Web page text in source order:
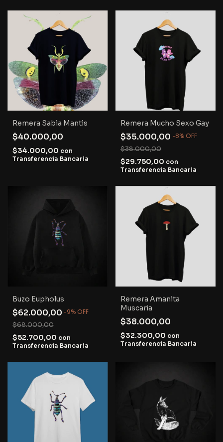
Remera Sabia Mantis
$40.000,00
$34.000,00 con
Transferencia Bancaria
Remera Mucho Sexo Gay
$35.000,00 -8% OFF
$38.000,00
$29.750,00 con
Transferencia Bancaria
Buzo Eupholus
$62.000,00 -9% OFF
$68.000,00
$52.700,00 con
Transferencia Bancaria
Remera Amanita
Muscaria
$38.000,00
$32.300,00 con
Transferencia Bancaria